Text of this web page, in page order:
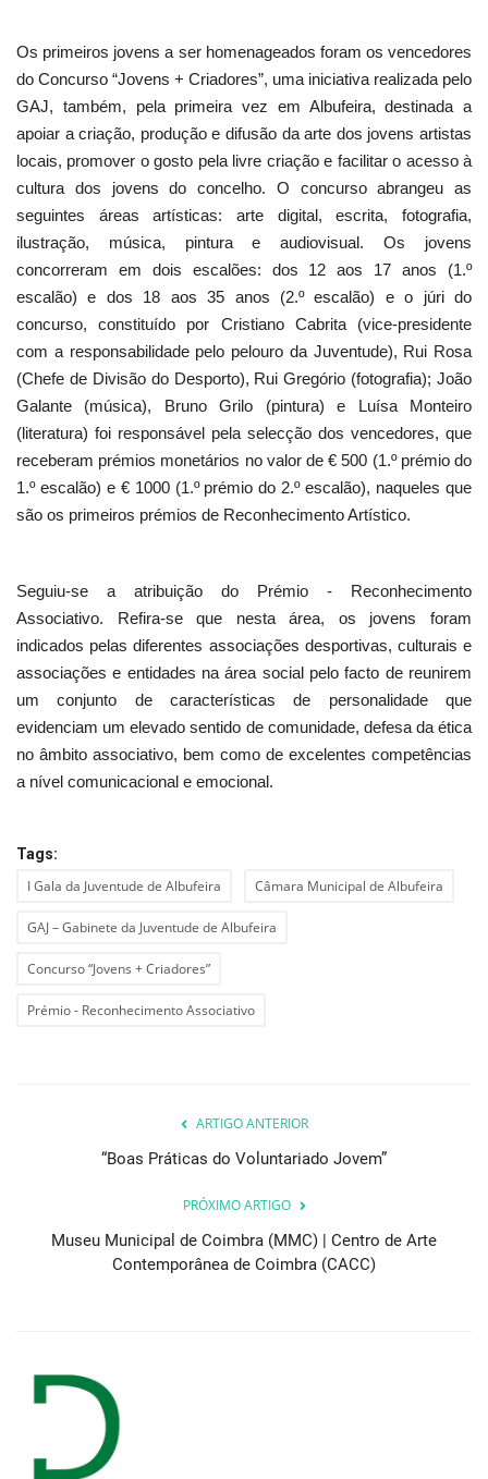
Os primeiros jovens a ser homenageados foram os vencedores
do Concurso “Jovens + Criadores”, uma iniciativa realizada pelo
GAJ, também, pela primeira vez em Albufeira, destinada a
apoiar a criação, produção e difusão da arte dos jovens artistas
locais, promover o gosto pela livre criação e facilitar o acesso à
cultura dos jovens do concelho. O concurso abrangeu as
seguintes áreas artísticas: arte digital, escrita, fotografia,
ilustração, música, pintura e audiovisual. Os jovens
concorreram em dois escalões: dos 12 aos 17 anos (1.º
escalão) e dos 18 aos 35 anos (2.º escalão) e o júri do
concurso, constituído por Cristiano Cabrita (vice-presidente
com a responsabilidade pelo pelouro da Juventude), Rui Rosa
(Chefe de Divisão do Desporto), Rui Gregório (fotografia); João
Galante (música), Bruno Grilo (pintura) e Luísa Monteiro
(literatura) foi responsável pela selecção dos vencedores, que
receberam prémios monetários no valor de € 500 (1.º prémio do
1.º escalão) e € 1000 (1.º prémio do 2.º escalão), naqueles que
são os primeiros prémios de Reconhecimento Artístico.
Seguiu-se a atribuição do Prémio - Reconhecimento
Associativo. Refira-se que nesta área, os jovens foram
indicados pelas diferentes associações desportivas, culturais e
associações e entidades na área social pelo facto de reunirem
um conjunto de características de personalidade que
evidenciam um elevado sentido de comunidade, defesa da ética
no âmbito associativo, bem como de excelentes competências
a nível comunicacional e emocional.
Tags:
I Gala da Juventude de Albufeira Câmara Municipal de Albufeira
GAJ – Gabinete da Juventude de Albufeira
Concurso “Jovens + Criadores”
Prémio - Reconhecimento Associativo
ARTIGO ANTERIOR
“Boas Práticas do Voluntariado Jovem”
PRÓXIMO ARTIGO
Museu Municipal de Coimbra (MMC) | Centro de Arte
Contemporânea de Coimbra (CACC)